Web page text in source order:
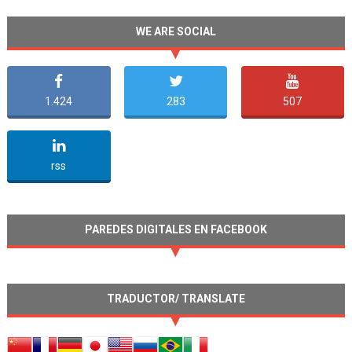
WE ARE SOCIAL
1.424 283 507
rss
PAREDES DIGITALES EN FACEBOOK
TRADUCTOR/ TRANSLATE